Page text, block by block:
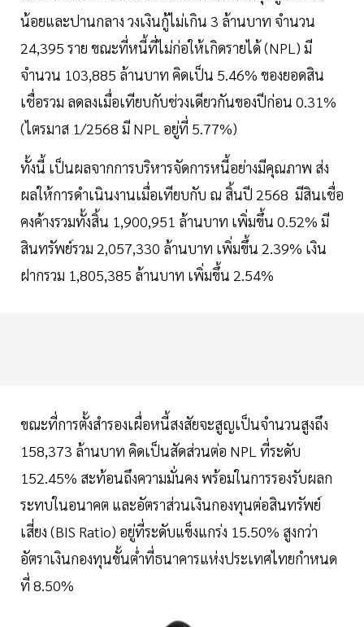
น้อยและปานกลาง วงเงินกู้ไม่เกิน 3 ล้านบาท จำนวน
24,395 ราย ขณะที่หนี้ที่ไม่ก่อให้เกิดรายได้ (NPL) มี
จำนวน 103,885 ล้านบาท คิดเป็น 5.46% ของยอดสิน
เชื่อรวม ลดลงเมื่อเทียบกับช่วงเดียวกันของปีก่อน 0.31%
(ไตรมาส 1/2568 มี NPL อยู่ที่ 5.77%)
ทั้งนี้ เป็นผลจากการบริหารจัดการหนี้อย่างมีคุณภาพ ส่ง
ผลให้การดำเนินงานเมื่อเทียบกับ ณ สิ้นปี 2568 มีสินเชื่อ
คงค้างรวมทั้งสิ้น 1,900,951 ล้านบาท เพิ่มขึ้น 0.52% มี
สินทรัพย์รวม 2,057,330 ล้านบาท เพิ่มขึ้น 2.39% เงิน
ฝากรวม 1,805,385 ล้านบาท เพิ่มขึ้น 2.54%
ขณะที่การตั้งสำรองเผื่อหนี้สงสัยจะสูญเป็นจำนวนสูงถึง
158,373 ล้านบาท คิดเป็นสัดส่วนต่อ NPL ที่ระดับ
152.45% สะท้อนถึงความมั่นคง พร้อมในการรองรับผลก
ระทบในอนาคต และอัตราส่วนเงินกองทุนต่อสินทรัพย์
เสี่ยง (BIS Ratio) อยู่ที่ระดับแข็งแกร่ง 15.50% สูงกว่า
อัตราเงินกองทุนขั้นต่ำที่ธนาคารแห่งประเทศไทยกำหนด
ที่ 8.50%